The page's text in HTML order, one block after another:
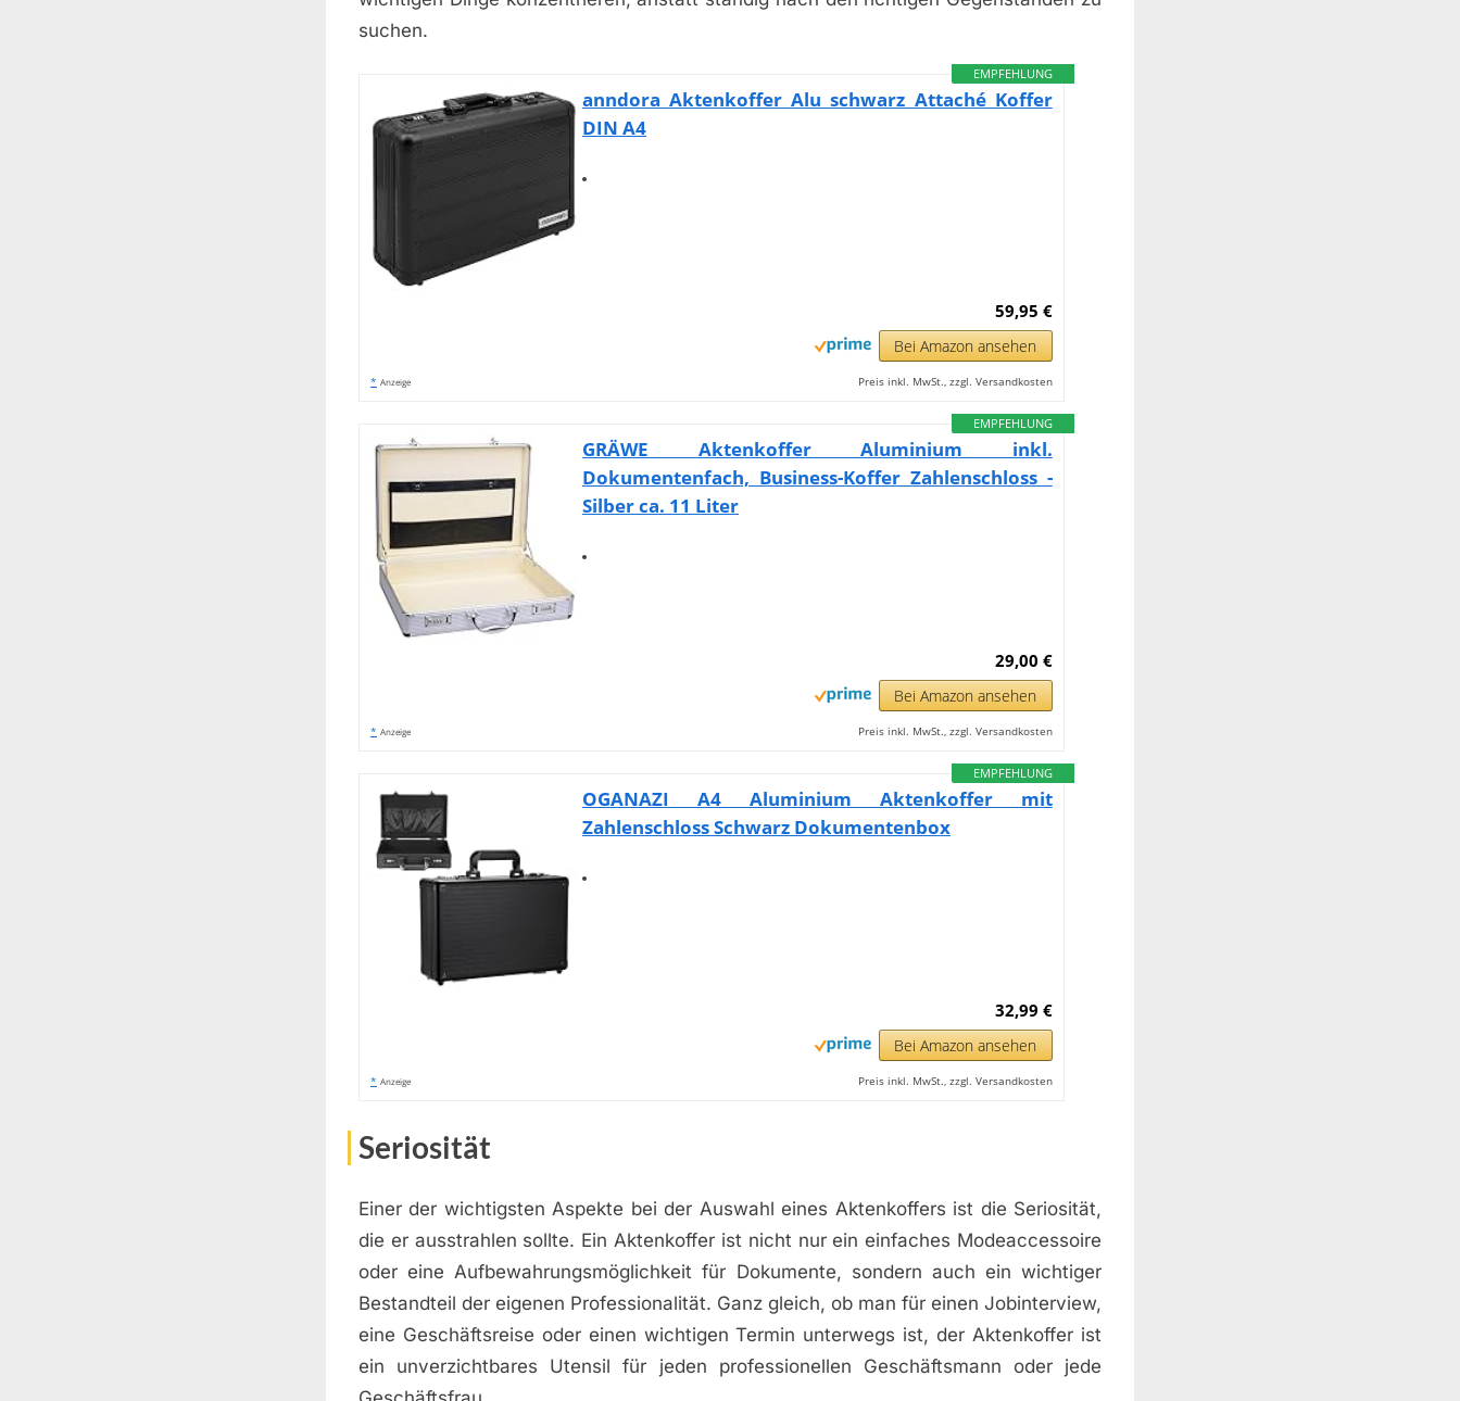
suchen.
EMPFEHLUNG
anndora Aktenkoffer Alu schwarz Attaché Koffer
DIN A4
59,95 €
Bei Amazon ansehen
* Anzeige Preis inkl. MwSt., zzgl. Versandkosten
EMPFEHLUNG
GRÄWE Aktenkoffer Aluminium inkl.
Dokumentenfach, Business-Koffer Zahlenschloss -
Silber ca. 11 Liter
29,00 €
Bei Amazon ansehen
* Anzeige Preis inkl. MwSt., zzgl. Versandkosten
EMPFEHLUNG
OGANAZI A4 Aluminium Aktenkoffer mit
Zahlenschloss Schwarz Dokumentenbox
32,99 €
Bei Amazon ansehen
* Anzeige Preis inkl. MwSt., zzgl. Versandkosten
Seriosität
Einer der wichtigsten Aspekte bei der Auswahl eines Aktenkoffers ist die Seriosität,
die er ausstrahlen sollte. Ein Aktenkoffer ist nicht nur ein einfaches Modeaccessoire
oder eine Aufbewahrungsmöglichkeit für Dokumente, sondern auch ein wichtiger
Bestandteil der eigenen Professionalität. Ganz gleich, ob man für einen Jobinterview,
eine Geschäftsreise oder einen wichtigen Termin unterwegs ist, der Aktenkoffer ist
ein unverzichtbares Utensil für jeden professionellen Geschäftsmann oder jede